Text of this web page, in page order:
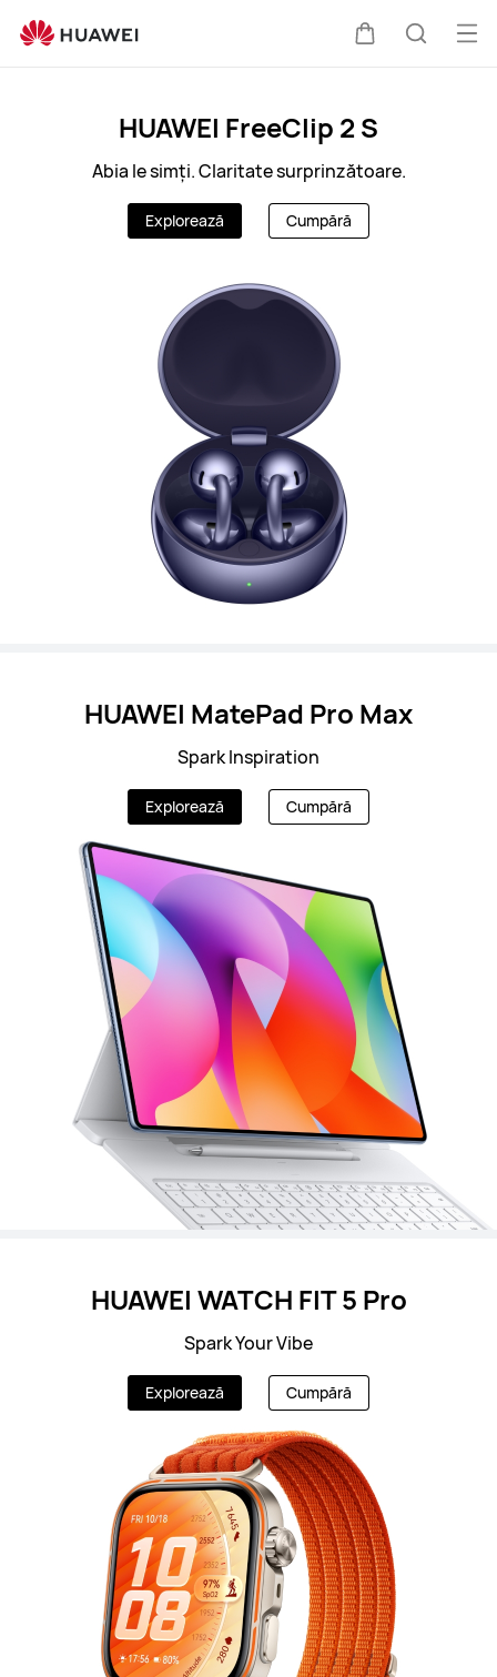
HUAWEI FreeClip 2 S
Abia le simți. Claritate surprinzătoare.
Explorează Cumpără
HUAWEI MatePad Pro Max
Spark Inspiration
Explorează Cumpără
HUAWEI WATCH FIT 5 Pro
Spark Your Vibe
Explorează Cumpără